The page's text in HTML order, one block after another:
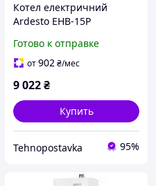
Котел електричний
Ardesto EHB-15P
Готово к отправке
от902₴/мес
9 022₴
Купить
Tehnopostavka 95%